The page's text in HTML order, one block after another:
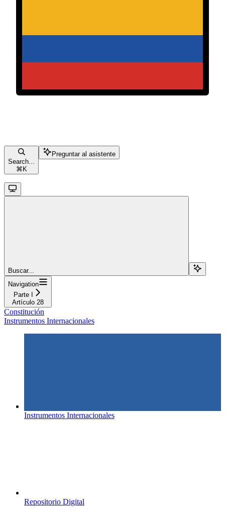
Search...
⌘ K
Preguntar al asistente
Buscar...
Navigation
Parte I
Artículo 28
Constitución
Instrumentos Internacionales
Instrumentos Internacionales
Repositorio Digital